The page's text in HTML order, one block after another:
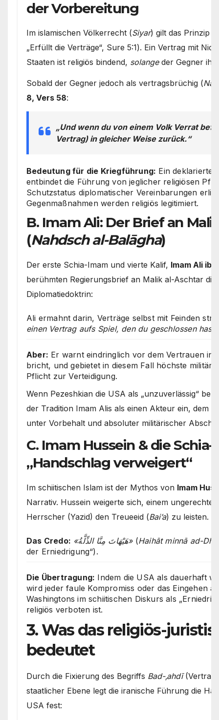
der Vorbereitung
Im islamischen Völkerrecht (Siyar) gilt das Prinzip
„Erfüllt die Verträge“, Sure 5:1). Ein Vertrag mit
Staaten ist religiös bindend, solangeder Gegner ihn
Sobald der Gegner jedoch als vertragsbrüchig (
8, Vers 58:
„Und wenn du von einem Volk Verrat
Vertrag) in gleicher Weise zurück.“
Bedeutung für die Kriegführung: Ein
entbindet die Führung von jeglicher religiösen
Schutzstatus diplomatischer Vereinbarungen
Gegenmaßnahmen werden religiös legitimiert.
B. Imam Ali: Der Brief an
(Nahdsch al-Balāgha)
Der erste Schia-Imam und vierte Kalif, Imam Ali
berühmten Regierungsbrief an Malik al-Aschtar
Diplomatiedoktrin:
Ali ermahnt darin, Verträge selbst mit Feinden
einen Vertrag aufs Spiel, den du geschlossen hast“
Aber: Er warnt eindringlich vor dem Vertrauen in
bricht, und gebietet in diesem Fall höchste
Pflicht zur Verteidigung.
Wenn Pezeshkian die USA als „unzuverlässig“
der Tradition Imam Alis als einen Akteur ein, dem
unter Vorbehalt und absoluter militärischer
C. Imam Hussein & die
„Handschlag verweigert“
Im schiitischen Islam ist der Mythos von Imam
Narrativ. Hussein weigerte sich, einem
Herrscher (Yazid) den Treueeid (Bai’a) zu leisten.
Das Credo: «هَيْهَاتَ مِنَّا الذِّلَّةُ»(Haihāt minnā ad-
der Erniedrigung“).
Die Übertragung: Indem die USA als dauerhaft
wird jeder faule Kompromiss oder das Eingehen
Washingtons im schiitischen Diskurs als
religiös verboten ist.
3. Was das religiös-
bedeutet
Durch die Fixierung des Begriffs Bad-‚ahdī
staatlicher Ebene legt die iranische Führung die
USA fest: